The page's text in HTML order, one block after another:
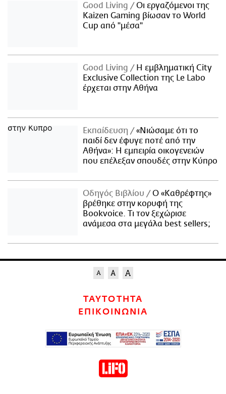
Good Living
Οι εργαζόμενοι της
Kaizen Gaming βίωσαν το World
Cup από "μέσα"
Good Living
Η εμβληματική City
Exclusive Collection της Le Labo
έρχεται στην Αθήνα
Εκπαίδευση
«Νιώσαμε ότι το
παιδί δεν έφυγε ποτέ από την
Αθήνα»: Η εμπειρία οικογενειών
που επέλεξαν σπουδές στην Κύπρο
Οδηγός Βιβλίου
Ο «Καθρέφτης»
βρέθηκε στην κορυφή της
Bookvoice. Τι τον ξεχώρισε
ανάμεσα στα μεγάλα best sellers;
ΤΑΥΤΟΤΗΤΑ
ΕΠΙΚΟΙΝΩΝΙΑ